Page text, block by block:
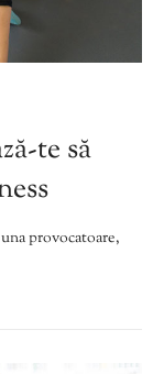
te să
provocatoare,